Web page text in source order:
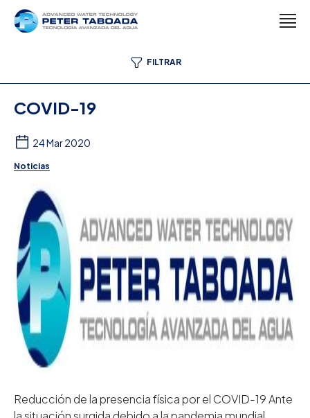
FILTRAR
COVID-19
24 Mar 2020
Noticias
Reducción de la presencia física por el COVID-19 Ante